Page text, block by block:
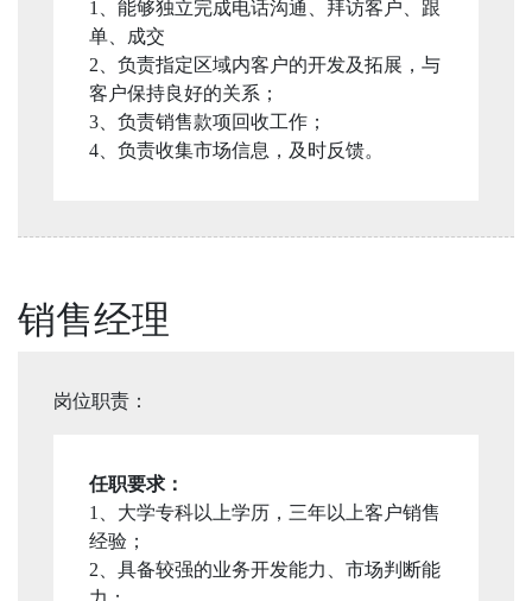
1、能够独立完成电话沟通、拜访客户、跟
单、成交
2、负责指定区域内客户的开发及拓展，与
客户保持良好的关系；
3、负责销售款项回收工作；
4、负责收集市场信息，及时反馈。
销售经理
岗位职责：
任职要求：
1、大学专科以上学历，三年以上客户销售
经验；
2、具备较强的业务开发能力、市场判断能